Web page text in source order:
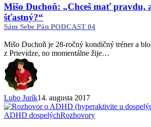
„Chceš
mať
pravdu,
alebo
chceš
byť
šťastný?“
Sám
Sebe
Pán
PODCAST
04
Mišo Duchoň: „Chceš mať pravdu,
šťastný?“
Sám Sebe Pán PODCAST 04
Mišo Duchoň je 28-ročný kondičný tréner a
z Prievidze, no momentálne žije…
Lubo Jurík14. augusta 2017
Rozhovor
ADHD dospelýchRozhovory